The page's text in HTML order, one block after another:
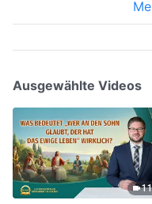
Ausgewählte Videos